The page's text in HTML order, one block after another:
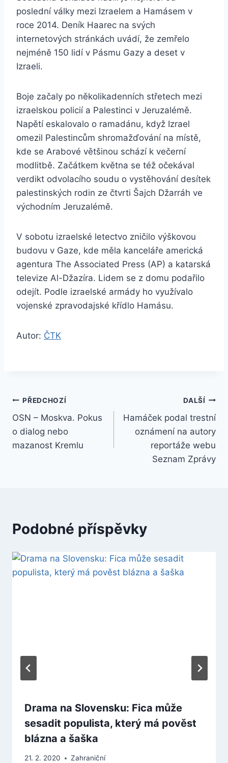
poslední války mezi Izraelem a Hamásem v
roce 2014. Deník Haarec na svých
internetových stránkách uvádí, že zemřelo
nejméně 150 lidí v Pásmu Gazy a deset v
Izraeli.
Boje začaly po několikadenních střetech mezi
izraelskou policií a Palestinci v Jeruzalémě.
Napětí eskalovalo o ramadánu, když Izrael
omezil Palestincům shromažďování na místě,
kde se Arabové většinou schází k večerní
modlitbě. Začátkem května se též očekával
verdikt odvolacího soudu o vystěhování desítek
palestinských rodin ze čtvrti Šajch Džarráh ve
východním Jeruzalémě.
V sobotu izraelské letectvo zničilo výškovou
budovu v Gaze, kde měla kanceláře americká
agentura The Associated Press (AP) a katarská
televize Al-Džazíra. Lidem se z domu podařilo
odejít. Podle izraelské armády ho využívalo
vojenské zpravodajské křídlo Hamásu.
Autor: ČTK
Navigace
pro
příspěvek
PŘEDCHOZÍ
OSN – Moskva. Pokus
o dialog nebo
mazanost Kremlu
DALŠÍ
Hamáček podal trestní
oznámení na autory
reportáže webu
Seznam Zprávy
Podobné příspěvky
Drama na Slovensku: Fica může
sesadit populista, který má pověst
blázna a šaška
21. 2. 2020 Zahraniční